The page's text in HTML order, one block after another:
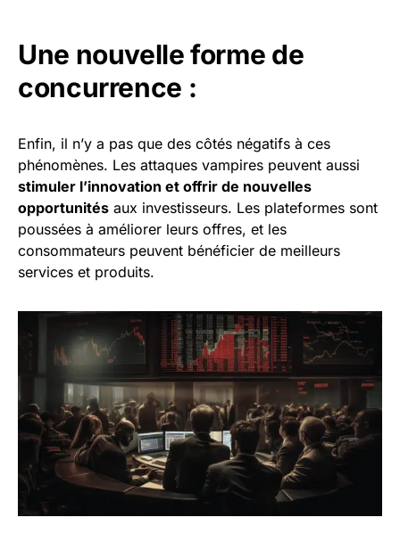
Une nouvelle forme de
concurrence :
Enfin, il n’y a pas que des côtés négatifs à ces
phénomènes. Les attaques vampires peuvent aussi
stimuler l’innovation et offrir de nouvelles
opportunités aux investisseurs. Les plateformes sont
poussées à améliorer leurs offres, et les
consommateurs peuvent bénéficier de meilleurs
services et produits.